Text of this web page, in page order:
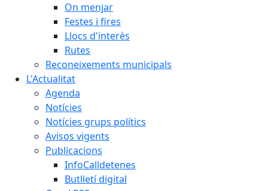
On menjar
Festes i fires
Llocs d'interès
Rutes
Reconeixements municipals
L'Actualitat
Agenda
Notícies
Notícies grups polítics
Avisos vigents
Publicacions
InfoCalldetenes
Butlletí digital